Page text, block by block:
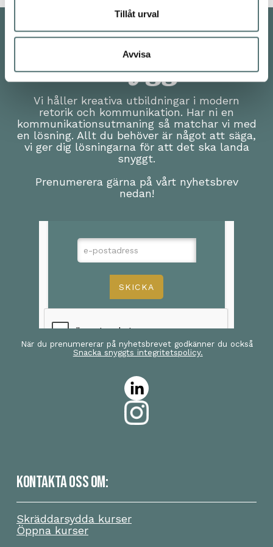
Tillåt urval
Avvisa
Vi håller kreativa utbildningar i modern
retorik och kommunikation. Har ni en
kommunikationsutmaning så matchar vi med
en lösning. Allt du behöver är något att säga,
vi ger dig lösningarna för att det ska landa
snyggt.
Prenumerera gärna på vårt nyhetsbrev
nedan!
När du prenumererar på nyhetsbrevet godkänner du också
Snacka snyggts integritetspolicy.
KONTAKTA OSS OM:
Skräddarsydda kurser
Öppna kurser